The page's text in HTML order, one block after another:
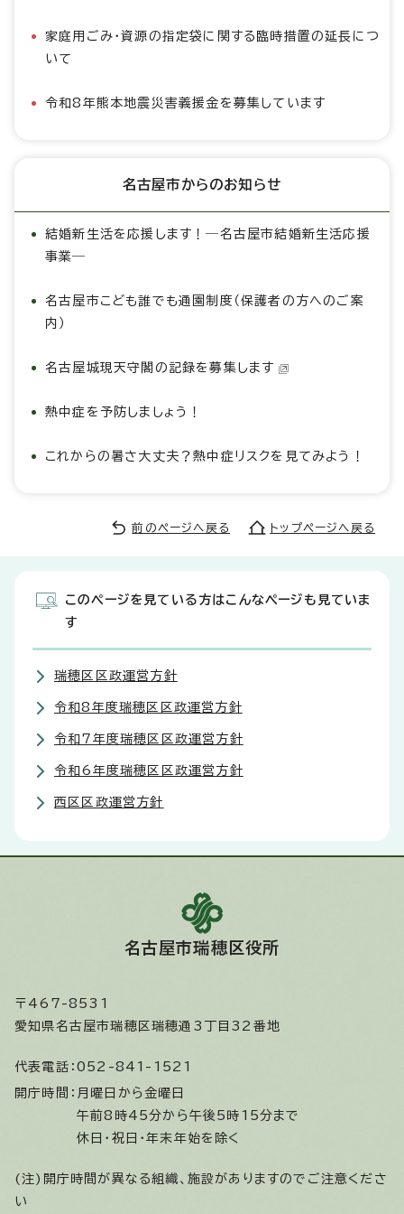
家庭用ごみ・資源の指定袋に関する臨時措置の延長につ
いて
令和8年熊本地震災害義援金を募集しています
名古屋市からのお知らせ
結婚新生活を応援します！―名古屋市結婚新生活応援
事業―
名古屋市こども誰でも通園制度（保護者の方へのご案
内）
名古屋城現天守閣の記録を募集します
熱中症を予防しましょう！
これからの暑さ大丈夫？熱中症リスクを見てみよう！
前のページへ戻る トップページへ戻る
このページを見ている方はこんなページも見ていま
す
瑞穂区区政運営方針
令和8年度瑞穂区区政運営方針
令和7年度瑞穂区区政運営方針
令和6年度瑞穂区区政運営方針
西区区政運営方針
名古屋市瑞穂区役所
〒467-8531
愛知県名古屋市瑞穂区瑞穂通3丁目32番地
代表電話： 052-841-1521
開庁時間： 月曜日から金曜日
午前8時45分から午後5時15分まで
休日・祝日・年末年始を除く
(注)開庁時間が異なる組織、施設がありますのでご注意くださ
い